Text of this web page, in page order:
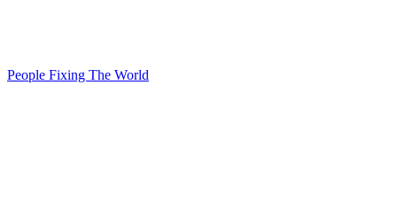
People Fixing The World